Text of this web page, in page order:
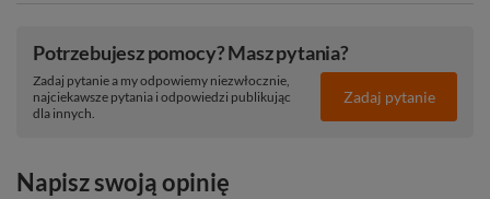
Potrzebujesz pomocy? Masz pytania?
Zadaj pytanie a my odpowiemy niezwłocznie,
najciekawsze pytania i odpowiedzi publikując
dla innych.
Zadaj pytanie
Napisz swoją opinię